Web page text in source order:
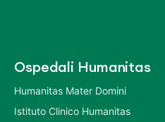
Ospedali Humanitas
Humanitas Mater Domini
Istituto Clinico Humanitas